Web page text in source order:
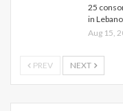
25
in
Aug 15,
PREV NEXT